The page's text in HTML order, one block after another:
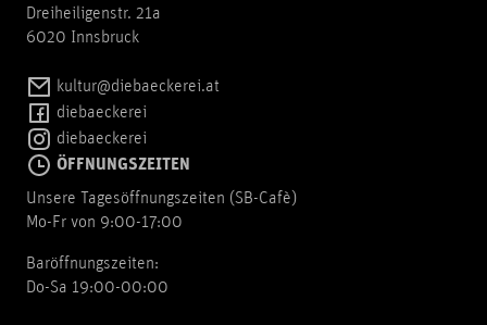
Dreiheiligenstr. 21a
6020 Innsbruck
kultur@diebaeckerei.at
diebaeckerei
diebaeckerei
ÖFFNUNGSZEITEN
Unsere Tagesöffnungszeiten (SB-Cafè)
Mo-Fr von 9:00-17:00
Baröffnungszeiten:
Do-Sa 19:00-00:00